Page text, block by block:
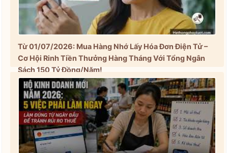
Từ 01/07/2026: Mua Hàng Nhớ Lấy Hóa Đơn Điện Tử –
Cơ Hội Rinh Tiền Thưởng Hàng Tháng Với Tổng Ngân
Sách 150 Tỷ Đồng/Năm!